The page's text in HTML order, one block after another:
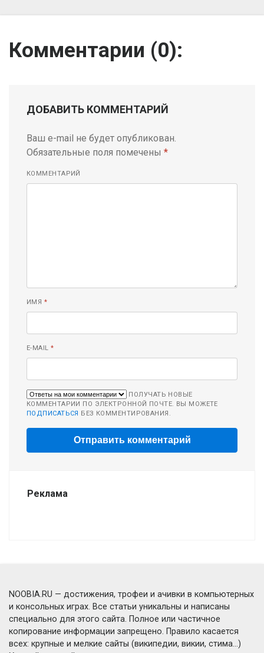
Комментарии (0):
ДОБАВИТЬ КОММЕНТАРИЙ
Ваш e-mail не будет опубликован.
Обязательные поля помечены *
КОММЕНТАРИЙ
ИМЯ *
E-MAIL*
ПОЛУЧАТЬ НОВЫЕ
КОММЕНТАРИИ ПО ЭЛЕКТРОННОЙ ПОЧТЕ. ВЫ МОЖЕТЕ
ПОДПИСАТЬСЯ БЕЗ КОММЕНТИРОВАНИЯ.
Реклама
NOOBIA.RU — достижения, трофеи и ачивки в компьютерных
и консольных играх. Все статьи уникальны и написаны
специально для этого сайта. Полное или частичное
копирование информации запрещено. Правило касается
всех: крупные и мелкие сайты (википедии, викии, стима...)